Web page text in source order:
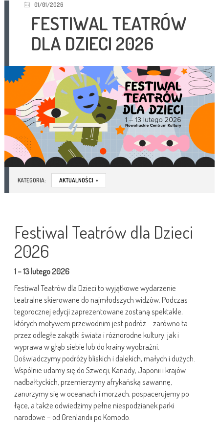
01/01/2026
FESTIWAL TEATRÓW
DLA DZIECI 2026
KATEGORIA: AKTUALNOŚCI +
Festiwal Teatrów dla Dzieci
2026
1 – 13 lutego 2026
Festiwal Teatrów dla Dzieci to wyjątkowe wydarzenie
teatralne skierowane do najmłodszych widzów. Podczas
tegorocznej edycji zaprezentowane zostaną spektakle,
których motywem przewodnim jest podróż – zarówno ta
przez odległe zakątki świata i różnorodne kultury, jak i
wyprawa w głąb siebie lub do krainy wyobraźni.
Doświadczymy podróży bliskich i dalekich, małych i dużych.
Wspólnie udamy się do Szwecji, Kanady, Japonii i krajów
nadbałtyckich, przemierzymy afrykańską sawannę,
zanurzymy się w oceanach i morzach, pospacerujemy po
łące, a także odwiedzimy pełne niespodzianek parki
narodowe – od Grenlandii po Komodo.